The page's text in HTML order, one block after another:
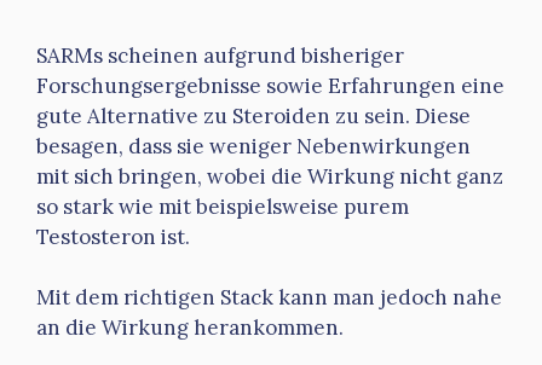
SARMs scheinen aufgrund bisheriger
Forschungsergebnisse sowie Erfahrungen eine
gute Alternative zu Steroiden zu sein. Diese
besagen, dass sie weniger Nebenwirkungen
mit sich bringen, wobei die Wirkung nicht ganz
so stark wie mit beispielsweise purem
Testosteron ist.
Mit dem richtigen Stack kann man jedoch nahe
an die Wirkung herankommen.